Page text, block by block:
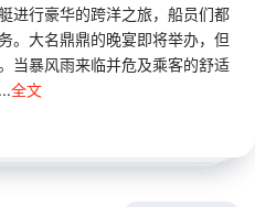
进行豪华的跨洋之旅，船员们都
。大名鼎鼎的晚宴即将举办，但
当暴风雨来临并危及乘客的舒适
全文